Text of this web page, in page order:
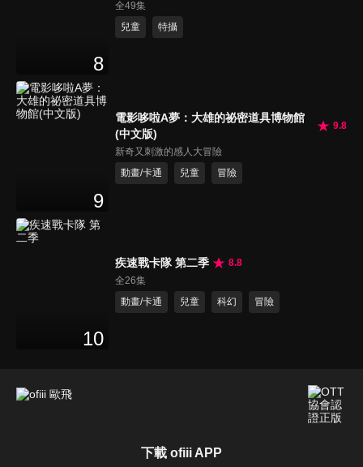
8
全49集
兒童
特攝
9
電影哆啦A夢：大雄的祕密道具博物館
(中文版)
9.8
新奇又刺激的感人大冒險
動畫/卡通
兒童 冒險
10
疾速戰卡隊 第二季
8.8
全26集
動畫/卡通
兒童 科幻 冒險
下載 ofiii APP